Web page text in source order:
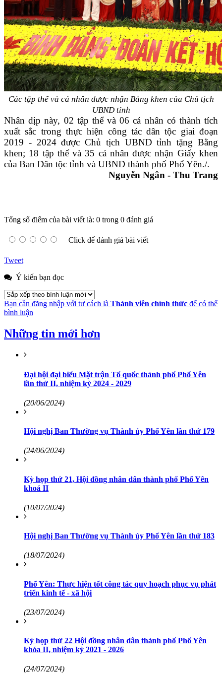
Các tập thể và cá nhân được nhận Bằng khen của Chủ tịch
UBND tỉnh
Nhân dịp này, 02 tập thể và 06 cá nhân có thành tích
xuất sắc trong thực hiện công tác dân tộc giai đoạn
2019 - 2024được Chủ tịch UBND tỉnh tặng Bằng
khen; 18 tập thể và 35 cá nhân được nhận Giấy khen
của Ban Dân tộc tỉnh và UBND thành phố Phổ Yên./.
Nguyễn Ngân - Thu Trang
Tổng số điểm của bài viết là: 0 trong 0 đánh giá
Click để đánh giá bài viết
Tweet
Ý kiến bạn đọc
Bạn cần đăng nhập với tư cách là Thành viên chính thức để có thể
bình luận
Những tin mới hơn
Đại hội đại biểu Mặt trận Tổ quốc thành phố Phổ Yên
lần thứ II, nhiệm kỳ 2024 - 2029
(20/06/2024)
Hội nghị Ban Thường vụ Thành ủy Phổ Yên lần thứ 179
(24/06/2024)
Kỳ họp thứ 21, Hội đồng nhân dân thành phố Phổ Yên
khoá II
(10/07/2024)
Hội nghị Ban Thường vụ Thành ủy Phổ Yên lần thứ 183
(18/07/2024)
Phổ Yên: Thực hiện tốt công tác quy hoạch phục vụ phát
triển kinh tế - xã hội
(23/07/2024)
Kỳ họp thứ 22 Hội đồng nhân dân thành phố Phổ Yên
khóa II, nhiệm kỳ 2021 - 2026
(24/07/2024)